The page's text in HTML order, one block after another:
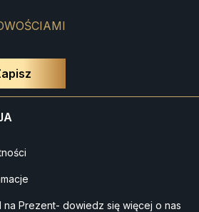
na Prezent- dowiedz się więcej o nas